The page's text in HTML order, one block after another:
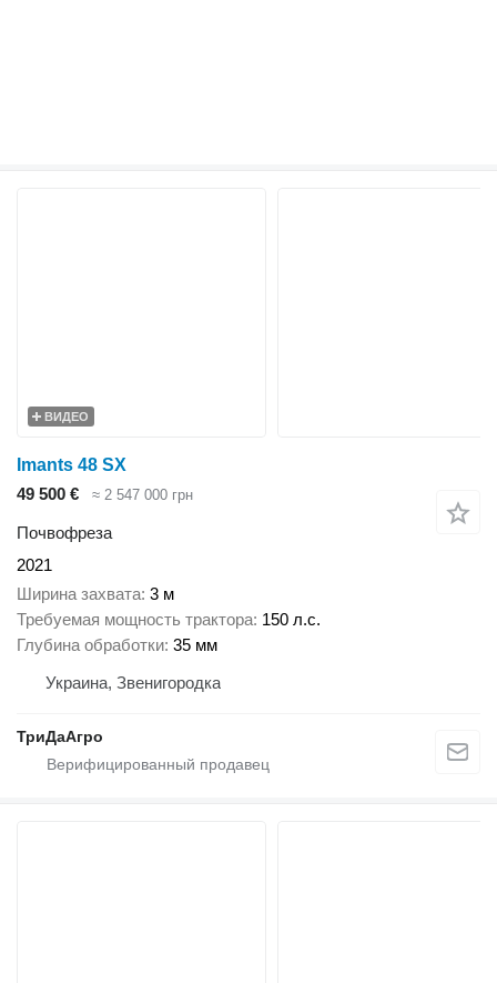
ВИДЕО
Imants 48 SX
49 500 €
≈ 2 547 000 грн
Почвофреза
2021
Ширина захвата 3 м
Требуемая мощность трактора 150 л.с.
Глубина обработки 35 мм
Украина, Звенигородка
ТриДаАгро